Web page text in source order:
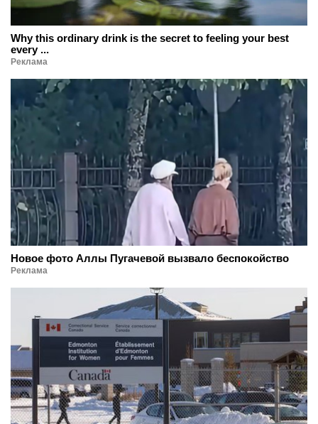
Why this ordinary drink is the secret to feeling your best
every ...
Реклама
Новое фото Аллы Пугачевой вызвало беспокойство
Реклама